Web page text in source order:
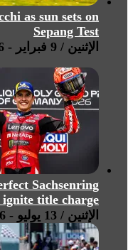
as sun sets on
Sepang Test
الإثنين / 9 فبراير - 2026 / 1:07 مساءً
Sachsenring
ignite title charge
الإثنين / 13 يوليو - 2026 / 1:55 مساءً